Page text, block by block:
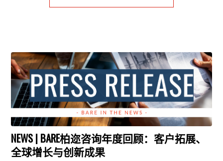
NEWS | BARE柏迩咨询年度回顾：客户拓展、
全球增长与创新成果